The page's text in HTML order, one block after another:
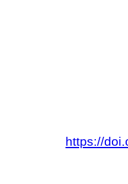
https://